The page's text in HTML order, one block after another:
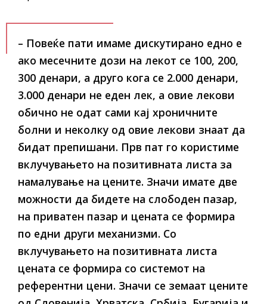
– Повеќе пати имаме дискутирано едно е
ако месечните дози на лекот се 100, 200,
300 денари, а друго кога се 2.000 денари,
3.000 денари не еден лек, а овие лекови
обично не одат сами кај хроничните
болни и неколку од овие лекови знаат да
бидат препишани. Прв пат го користиме
вклучувањето на позитивната листа за
намалување на цените. Значи имате две
можности да бидете на слободен пазар,
на приватен пазар и цената се формира
по едни други механизми. Со
вклучувањето на позитивната листа
цената се формира со системот на
референтни цени. Значи се земаат цените